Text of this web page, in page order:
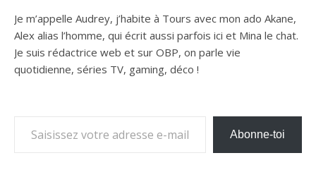
Je m’appelle Audrey, j’habite à Tours avec mon ado Akane,
Alex alias l’homme, qui écrit aussi parfois ici et Mina le chat.
Je suis rédactrice web et sur OBP, on parle vie
quotidienne, séries TV, gaming, déco !
Abonne-toi